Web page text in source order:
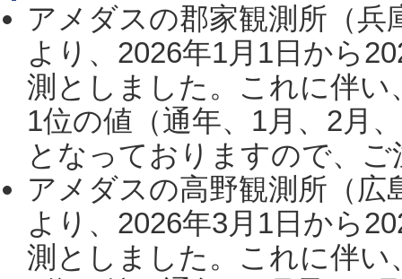
アメダスの郡家観測所（
より、2026年1月1日から
測としました。これに伴い
1位の値（通年、1月、2月
となっておりますので、
アメダスの高野観測所（
より、2026年3月1日から
測としました。これに伴い